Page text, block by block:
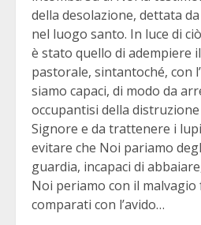
della desolazione, dettata
nel luogo santo. In luce di
è stato quello di adempiere
pastorale, sintantoché, con
siamo capaci, di modo da
occupantisi della
Signore e da trattenere i
evitare che Noi pariamo
guardia, incapaci di
Noi periamo con il
comparati con l’avido…